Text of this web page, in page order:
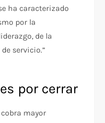
ha caracterizado
por la
de la
servicio.”
por cerrar
mayor